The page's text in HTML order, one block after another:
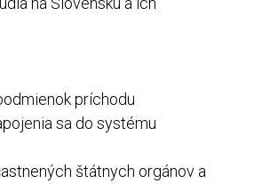
príchodu
sa do systému
štátnych orgánov a